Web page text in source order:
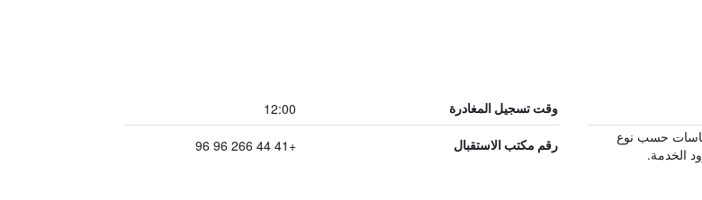
وقت تسجيل المغادرة 12:00
حسب نوع
الخدمة.
رقم مكتب الاستقبال +41 44 266 96 96